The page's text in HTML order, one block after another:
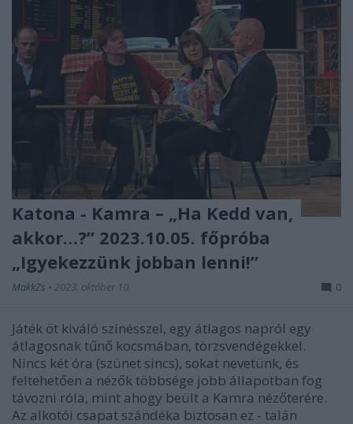
Katona - Kamra – „Ha Kedd van,
akkor…?” 2023.10.05. főpróba
„Igyekezzünk jobban lenni!”
MakkZs • 2023. október 10. 0
Játék öt kiváló színésszel, egy átlagos napról egy
átlagosnak tűnő kocsmában, törzsvendégekkel.
Nincs két óra (szünet sincs), sokat nevetünk, és
feltehetően a nézők többsége jobb állapotban fog
távozni róla, mint ahogy beült a Kamra nézőterére.
Az alkotói csapat szándéka biztosan ez - talán